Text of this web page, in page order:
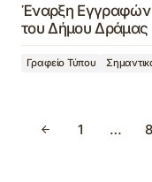
Έναρξη Εγγραφών
του Δήμου Δράμας
Γραφείο Τύπου
1 …